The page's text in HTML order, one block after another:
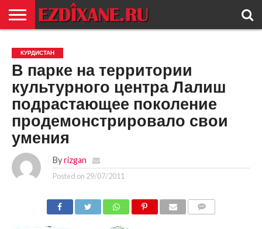
ЕЗИДИЗМ
НОВОСТИ
ИСТОРИЯ
КУЛЬТУРА
КОНТАКТ
КУРДИСТАН
В парке на территории
культурного центра Лалиш
подрастающее поколение
продемонстрировало свои
умения
By rizgan
Posted on 29/07/2011